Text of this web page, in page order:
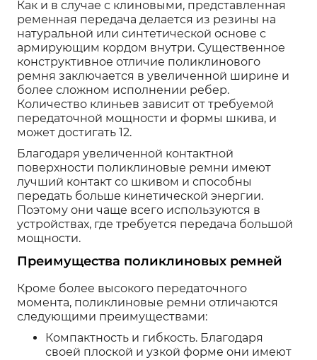
Как и в случае с клиновыми, представленная
ременная передача делается из резины на
натуральной или синтетической основе с
армирующим кордом внутри. Существенное
конструктивное отличие поликлинового
ремня заключается в увеличенной ширине и
более сложном исполнении ребер.
Количество клиньев зависит от требуемой
передаточной мощности и формы шкива, и
может достигать 12.
Благодаря увеличенной контактной
поверхности поликлиновые ремни имеют
лучший контакт со шкивом и способны
передать больше кинетической энергии.
Поэтому они чаще всего используются в
устройствах, где требуется передача большой
мощности.
Преимущества поликлиновых ремней
Кроме более высокого передаточного
момента, поликлиновые ремни отличаются
следующими преимуществами:
Компактность и гибкость. Благодаря
своей плоской и узкой форме они имеют